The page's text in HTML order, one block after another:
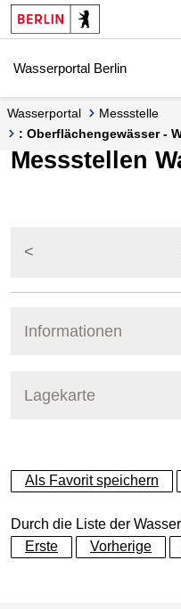
Springe zur Navigation
Springe zum Inhalt
Wasserportal Berlin
Wasserportal
Messstelle
: Oberflächengewässer -
Messstellen
Informationen
Lagekarte
+
−
Als Favorit speichern
Durch die Liste der
Erste
Vorherige